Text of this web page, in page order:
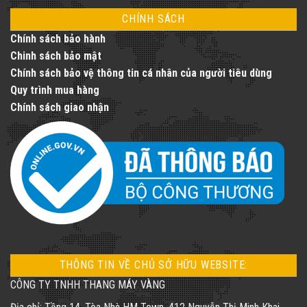
CHÍNH SÁCH
Chính sách bảo hành
Chinh sách bảo mật
Chính sách bảo vệ thông tin cá nhân của người tiêu dùng
Quy trình mua hàng
Chính sách giao nhận
THÔNG TIN VỀ CHỦ SỞ HỮU WEBSITE:
CÔNG TY TNHH THANG MÁY VÀNG